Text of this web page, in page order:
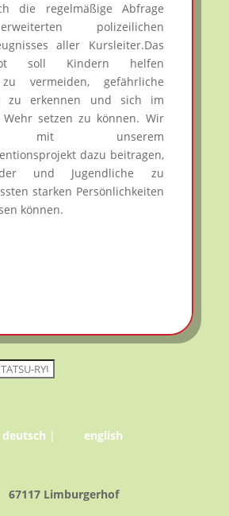
die regelmäßige Abfrage
polizeilichen
aller Kursleiter.Das
soll Kindern helfen
vermeiden, gefährliche
zu erkennen und sich im
setzen zu können. Wir
mit unserem
dazu beitragen,
und Jugendliche zu
starken Persönlichkeiten
können.
deutsch | english
67117 Limburgerhof